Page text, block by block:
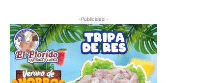
-Publicidad -